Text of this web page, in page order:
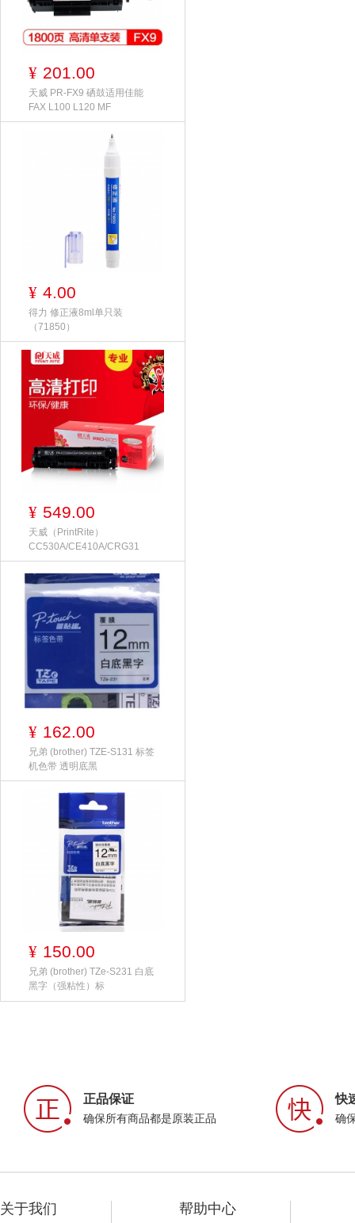
¥ 201.00
天威 PR-FX9 硒鼓适用佳能
FAX L100 L120 MF
¥ 4.00
得力 修正液8ml单只装
（71850）
¥ 549.00
天威（PrintRite）
CC530A/CE410A/CRG31
¥ 162.00
兄弟 (brother) TZE-S131 标签
机色带 透明底黑
¥ 150.00
兄弟 (brother) TZe-S231 白底
黑字（强粘性）标
正品保证
确保所有商品都是原装正品
快
确
关于我们 帮助中心